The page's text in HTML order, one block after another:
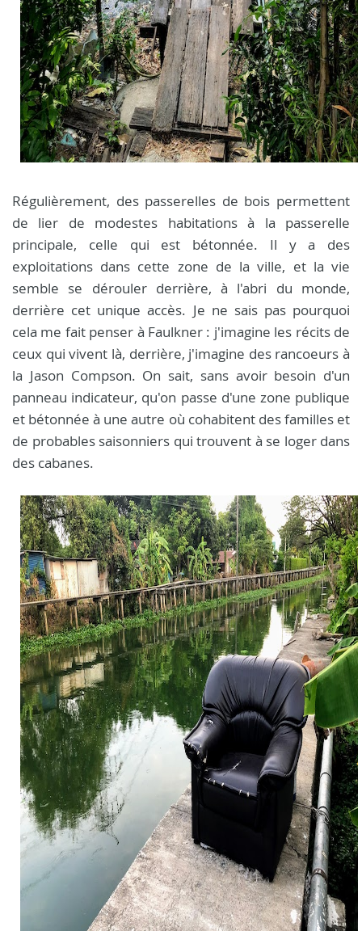
Régulièrement, des passerelles de bois permettent
de lier de modestes habitations à la passerelle
principale, celle qui est bétonnée. Il y a des
exploitations dans cette zone de la ville, et la vie
semble se dérouler derrière, à l'abri du monde,
derrière cet unique accès. Je ne sais pas pourquoi
cela me fait penser à Faulkner : j'imagine les récits de
ceux qui vivent là, derrière, j'imagine des rancoeurs à
la Jason Compson. On sait, sans avoir besoin d'un
panneau indicateur, qu'on passe d'une zone publique
et bétonnée à une autre où cohabitent des familles et
de probables saisonniers qui trouvent à se loger dans
des cabanes.